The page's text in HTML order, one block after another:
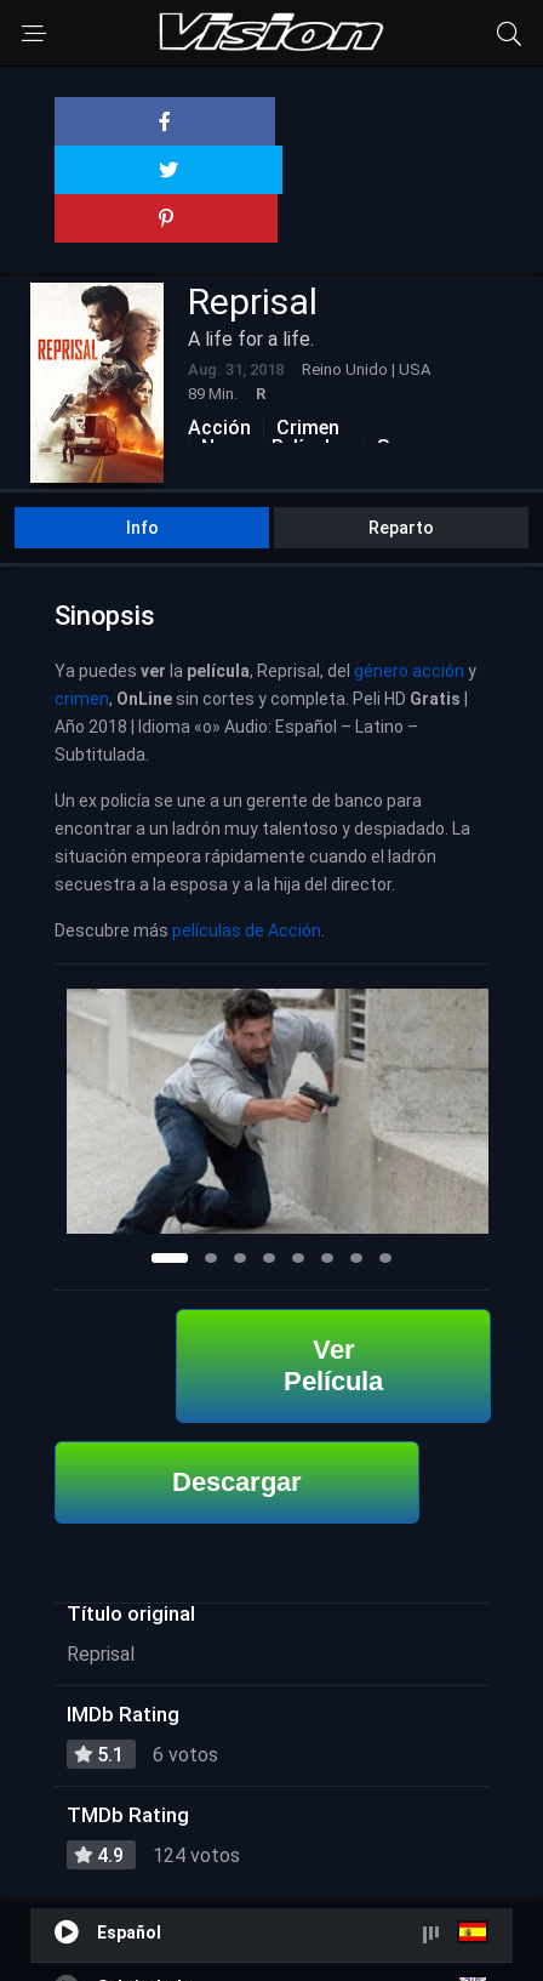
Reprisal
A life for a life.
Aug. 31, 2018
Reino Unido | USA
89 Min.
R
Acción
Crimen
Nuevas Películas
Suspenso
Info Reparto
Sinopsis
Ya puedes ver la película, Reprisal, del género acción y
crimen, OnLine sin cortes y completa. Peli HD Gratis
Año 2018 | Idioma «o» Audio: Español – Latino –
Subtitulada.
Un ex policía se une a un gerente de banco para
encontrar a un ladrón muy talentoso y despiadado. La
situación empeora rápidamente cuando el ladrón
secuestra a la esposa y a la hija del director.
Descubre más películas de Acción
Ver
Película
Descargar
Título original
Reprisal
IMDb Rating
5.1 6 votos
TMDb Rating
4.9 124 votos
Español